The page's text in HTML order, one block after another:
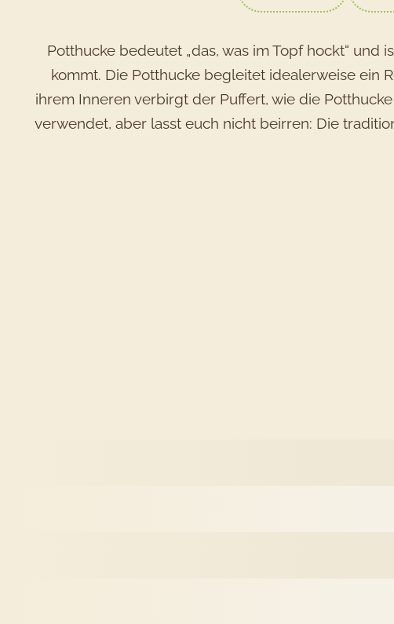
Potthucke bedeutet „das, was im Topf hockt“
kommt. Die Potthucke begleitet idealerweise ein
ihrem Inneren verbirgt der Puffert, wie die
verwendet, aber lasst euch nicht beirren: Die